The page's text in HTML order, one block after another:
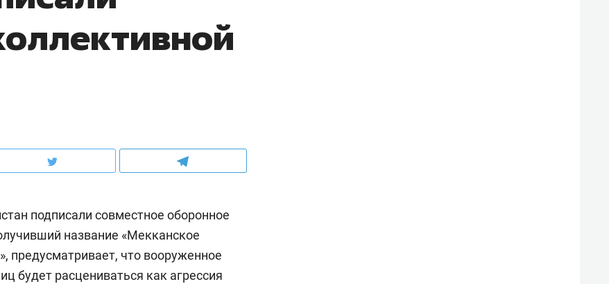
подписали совместное оборонное
название «Мекканское
предусматривает, что вооруженное
будет расцениваться как агрессия